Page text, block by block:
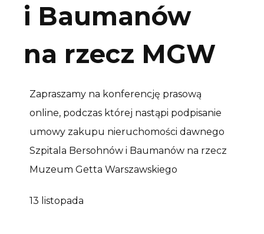
i Baumanów
na rzecz MGW
Zapraszamy na konferencję prasową
online, podczas której nastąpi podpisanie
umowy zakupu nieruchomości dawnego
Szpitala Bersohnów i Baumanów na rzecz
Muzeum Getta Warszawskiego
13 listopada